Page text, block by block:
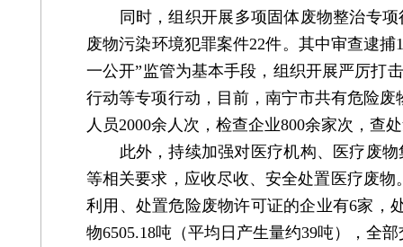
同时，组织开展多项固体废物整治专项
废物污染环境犯罪案件22件。其中审查逮
一公开”监管为基本手段，组织开展严厉打
行动等专项行动，目前，南宁市共有危险
人员2000余人次，检查企业800余家次，查
此外，持续加强对医疗机构、医疗废物
等相关要求，应收尽收、安全处置医疗废
利用、处置危险废物许可证的企业有6家，
物6505.18吨（平均日产生量约39吨），全